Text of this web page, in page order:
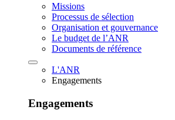
Missions
Processus de sélection
Organisation et gouvernance
Le budget de l’ANR
Documents de référence
L'ANR
Engagements
Engagements